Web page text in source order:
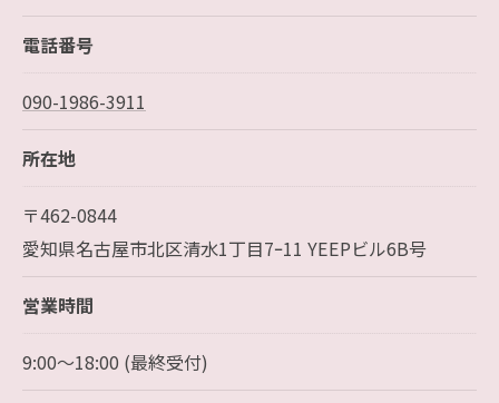
電話番号
090-1986-3911
所在地
〒462-0844
愛知県名古屋市北区清水1丁目7ｰ11 YEEPビル6B号
営業時間
9:00～18:00 (最終受付)